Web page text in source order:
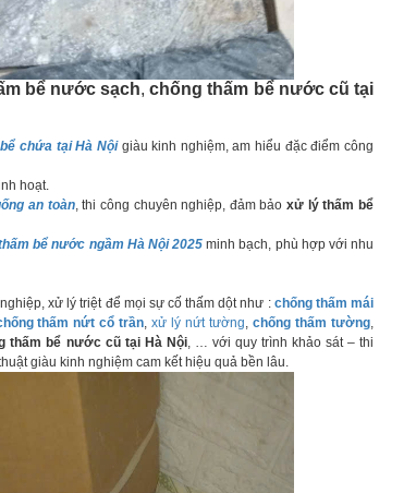
bể nước sạch,chống thấm bể nước cũ tại
chứa tại Hà Nộigiàu kinh nghiệm, am hiểu đặc điểm công
hoạt.
an toàn, thi công chuyên nghiệp, đảm bảoxử lý thấm bể
bể nước ngầm Hà Nội 2025 minh bạch, phù hợp với nhu
xử lý triệt để mọi sự cố thấm dột như : chống thấm mái
thấm nứt cổ trần, xử lý nứt tường,chống thấm tường,
thấm bể nước cũ tại Hà Nội, … với quy trình khảo sát – thi
giàu kinh nghiệm cam kết hiệu quả bền lâu.